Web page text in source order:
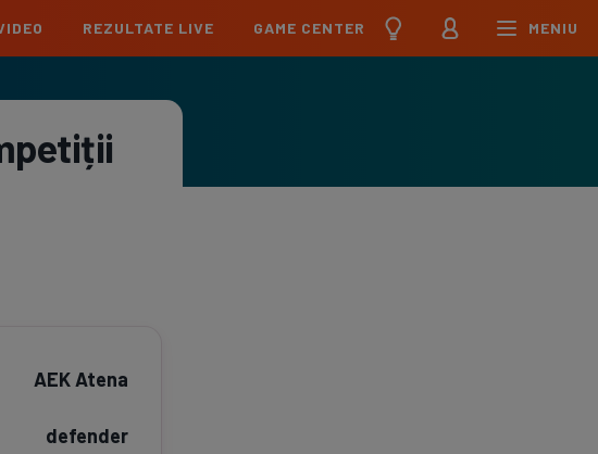
Echipe
Europa League
Premier League
U21
REZULTATE LIVE GAME CENTER MENIU
AEK Atena
defender